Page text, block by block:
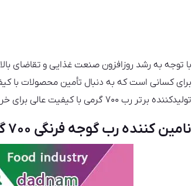
با توجه به رشد روزافزون صنعت غذایی و تقاضای
برای کسانی است که به دنبال تأمین محصولات با
تولیدکننده برتر رب ۷۰۰ گرمی با کیفیت عالی برای خرید عمده می‌پردازیم.
نامین کننده رب گوجه فرنگی ۷۰۰ گرمی